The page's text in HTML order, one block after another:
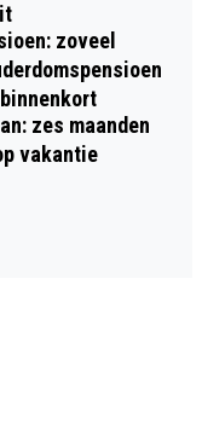
zoveel
zes maanden
vakantie